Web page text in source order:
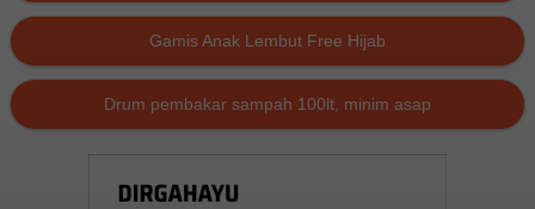
Gamis Anak Lembut Free Hijab
Drum pembakar sampah 100lt, minim asap